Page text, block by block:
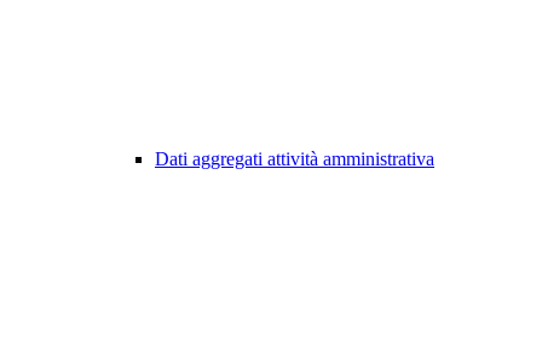
Dati aggregati attività amministrativa